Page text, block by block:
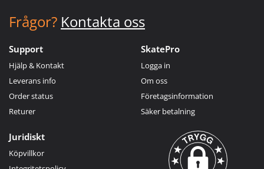
Frågor? Kontakta oss
Support
Hjälp & Kontakt
Leverans info
Order status
Returer
SkatePro
Logga in
Om oss
Företagsinformation
Säker betalning
Juridiskt
Köpvillkor